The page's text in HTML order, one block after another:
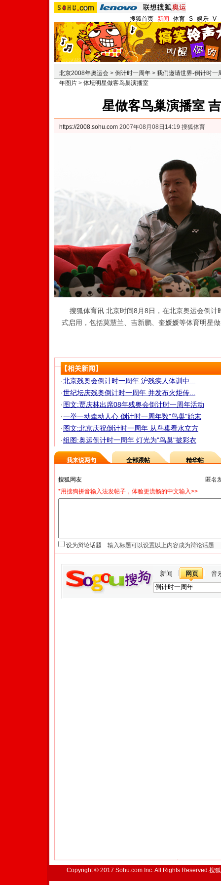
搜狐首页-新闻 -体育-S-娱乐-V-
北京2008年奥运会 > 倒计时一周年 > 我们邀请世界-倒计时一
年图片 > 体坛明星做客鸟巢演播室
星做客鸟巢演播室
https://2008.sohu.com 2007年08月08日14:19 搜狐体育
搜狐体育讯 北京时间8月8日，在北京奥运会倒计
式启用，包括莫慧兰、吉新鹏、奎媛媛等体育明星
【相关新闻】
·北京残奥会倒计时一周年 沪残疾人体训中...
·世纪坛庆残奥倒计时一周年 并发布火炬传...
·图文:贾庆林出席08年残奥会倒计时一周年活动
·一举一动牵动人心 倒计时一周年数"鸟巢"始末
·图文:北京庆祝倒计时一周年 从鸟巢看水立方
·组图:奥运倒计时一周年 灯光为"鸟巢"披彩衣
我来说两句 全部跟帖 精华帖
匿名
*用搜狗拼音输入法发帖子，体验更流畅的中文输入>>
设为辩论话题
新闻 网页 音
Copyright © 2017 Sohu.com Inc. All Rights Reserved.搜